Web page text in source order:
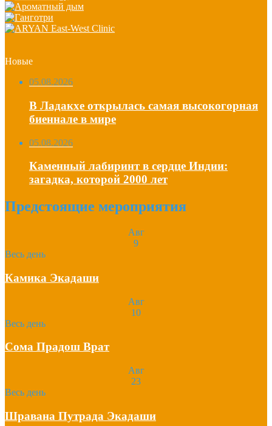
Новые
05.08.2026
В Ладакхе открылась самая высокогорная
биеннале в мире
05.08.2026
Каменный лабиринт в сердце Индии:
загадка, которой 2000 лет
Предстоящие мероприятия
Авг
9
Весь день
Камика Экадаши
Авг
10
Весь день
Сома Прадош Врат
Авг
23
Весь день
Шравана Путрада Экадаши